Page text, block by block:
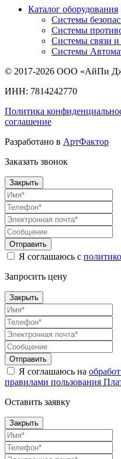
Каталог оборудования
Системы
Системы
Системы связи
Системы
© 2017-2026 ООО «АйПи
ИНН: 7814242770
Политика
соглашение
Разработано в АртФактор
Заказать звонок
Закрыть
Отправить
Я соглашаюсь с
Запросить цену
Закрыть
Отправить
Я соглашаюсь на
правилами пользования
Оставить заявку
Закрыть